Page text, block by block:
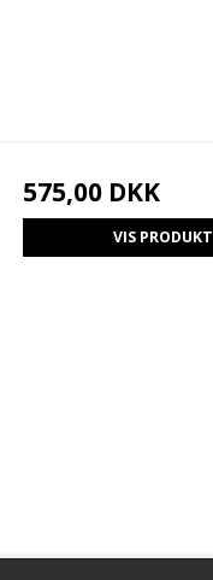
575,00 DKK
VIS PRODUKT